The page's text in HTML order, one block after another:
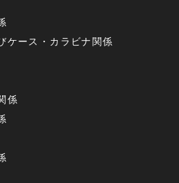
ケース・カラビナ関係
係